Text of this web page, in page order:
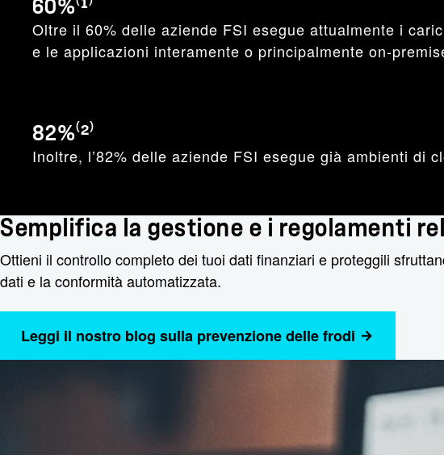
60%⁽¹⁾
Oltre il 60% delle aziende FSI esegue attualmente i
e le applicazioni interamente o principalmente on-
82%⁽²⁾
Inoltre, l’82% delle aziende FSI esegue già ambienti di
Semplifica la gestione e i regolamenti
Ottieni il controllo completo dei tuoi dati finanziari e proteggili
dati e la conformità automatizzata.
Leggi il nostro blog sulla prevenzione delle frodi